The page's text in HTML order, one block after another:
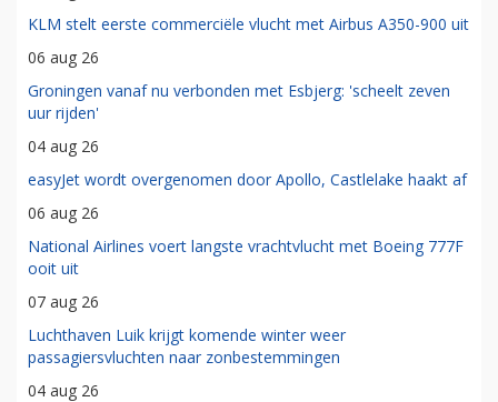
KLM stelt eerste commerciële vlucht met Airbus A350-900 uit
06 aug 26
Groningen vanaf nu verbonden met Esbjerg: 'scheelt zeven
uur rijden'
04 aug 26
easyJet wordt overgenomen door Apollo, Castlelake haakt af
06 aug 26
National Airlines voert langste vrachtvlucht met Boeing 777F
ooit uit
07 aug 26
Luchthaven Luik krijgt komende winter weer
passagiersvluchten naar zonbestemmingen
04 aug 26